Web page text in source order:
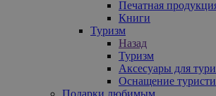
Печатная
Книги
Туризм
Назад
Туризм
Аксесуары для
Оснащение
Подарки любимым